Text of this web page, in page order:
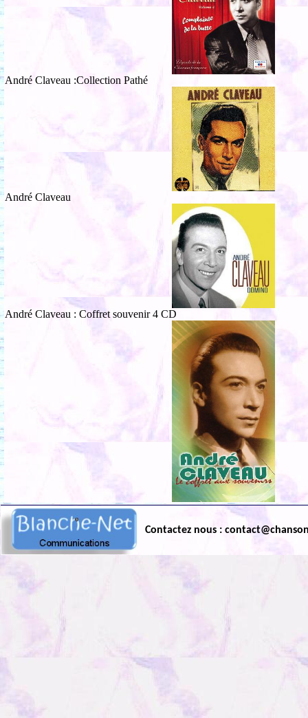
André Claveau :Collection Pathé
André Claveau
André Claveau : Coffret souvenir 4 CD
Contactez nous :